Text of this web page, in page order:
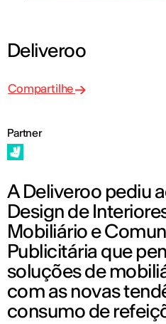
Deliveroo
Partner
Compartilhe
A Deliveroo pediu
Design de
Mobiliário e
Publicitária que
soluções de
com as novas
consumo de